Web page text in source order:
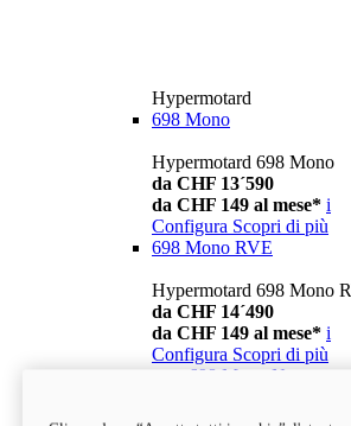
Hypermotard
698 Mono
Hypermotard 698 Mono
da CHF 13´590
da CHF 149 al mese* i
Configura Scopri di più
698 Mono RVE
Hypermotard 698 Mono
da CHF 14´490
da CHF 149 al mese* i
Configura Scopri di più
698 Mono Nera
Hypermotard 698 Mono